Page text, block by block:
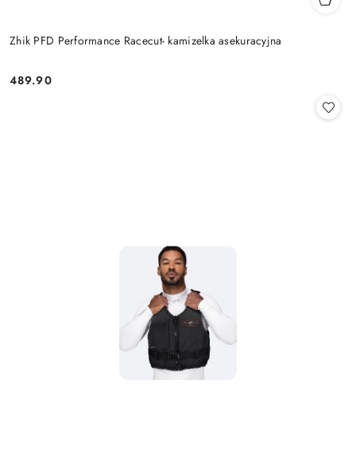
Zhik PFD Performance Racecut- kamizelka asekuracyjna
Cena:
489.90